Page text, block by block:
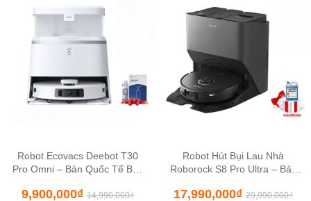
Robot Ecovacs Deebot T30
Pro Omni – Bản Quốc Tế Bảo
9,900,000₫ 14,990,000₫
Robot Hút Bụi Lau Nhà
Roborock S8 Pro Ultra – Bảo
Toàn Quốc
17,990,000₫ 29,990,000₫